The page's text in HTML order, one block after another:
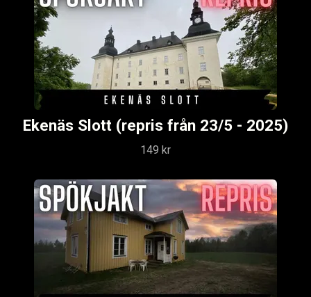
Ekenäs Slott (repris från 23/5 - 2025)
149 kr